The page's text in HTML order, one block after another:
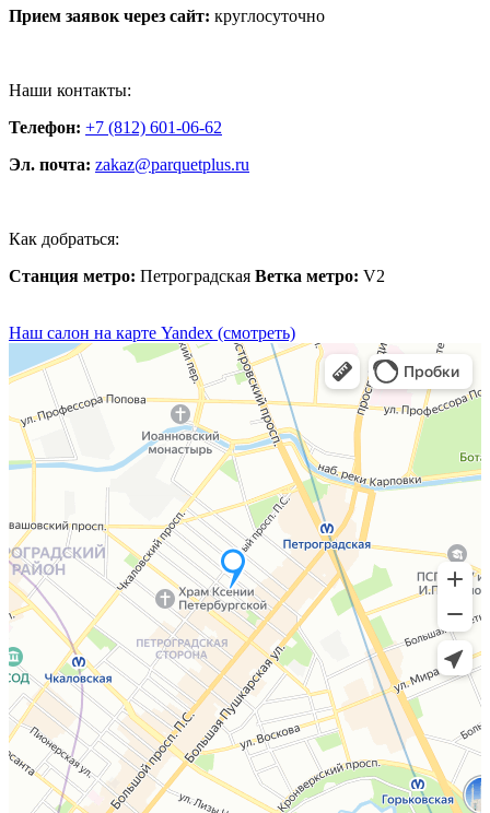
Прием заявок через сайт: круглосуточно
Наши контакты:
Телефон: +7 (812) 601-06-62
Эл. почта: zakaz@parquetplus.ru
Как добраться:
Станция метро: Петроградская Ветка метро: V2
Наш салон на карте Yandex (смотреть)